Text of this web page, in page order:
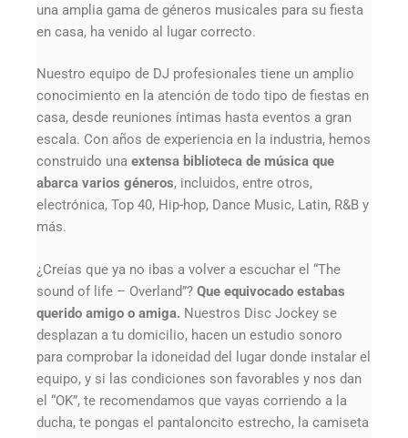
una amplia gama de géneros musicales para su fiesta
en casa, ha venido al lugar correcto.
Nuestro equipo de DJ profesionales tiene un amplio
conocimiento en la atención de todo tipo de fiestas en
casa, desde reuniones íntimas hasta eventos a gran
escala. Con años de experiencia en la industria, hemos
construido una extensa biblioteca de música que
abarca varios géneros, incluidos, entre otros,
electrónica, Top 40, Hip-hop, Dance Music, Latin, R&B y
más.
¿Creías que ya no ibas a volver a escuchar el “The
sound of life – Overland”? Que equivocado estabas
querido amigo o amiga. Nuestros Disc Jockey se
desplazan a tu domicilio, hacen un estudio sonoro
para comprobar la idoneidad del lugar donde instalar el
equipo, y si las condiciones son favorables y nos dan
el “OK”, te recomendamos que vayas corriendo a la
ducha, te pongas el pantaloncito estrecho, la camiseta